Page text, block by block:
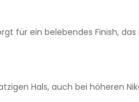
für ein belebendes Finish,
Hals, auch bei höheren